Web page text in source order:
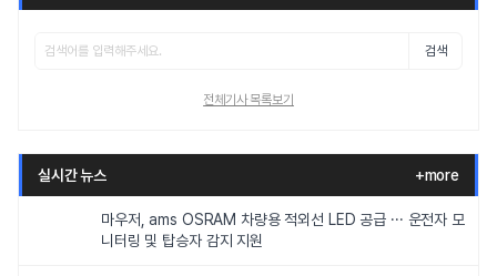
검색
전체기사 목록보기
실시간 뉴스 +more
마우저, ams OSRAM 차량용 적외선 LED 공급 ··· 운전자 모
니터링 및 탑승자 감지 지원